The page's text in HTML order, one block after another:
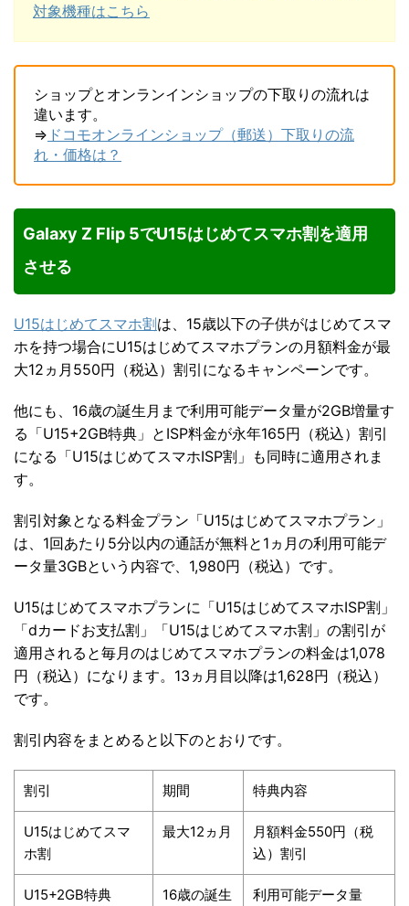
対象機種はこちら
ショップとオンランインショップの下取りの流れは
違います。
⇒ ドコモオンラインショップ（郵送）下取りの流
れ・価格は？
Galaxy Z Flip 5でU15はじめてスマホ割を適用
させる
U15はじめてスマホ割は、15歳以下の子供がはじめてスマ
ホを持つ場合にU15はじめてスマホプランの月額料金が最
大12ヵ月550円（税込）割引になるキャンペーンです。
他にも、16歳の誕生月まで利用可能データ量が2GB増量す
る「U15+2GB特典」とISP料金が永年165円（税込）割引
になる「U15はじめてスマホISP割」も同時に適用されま
す。
割引対象となる料金プラン「U15はじめてスマホプラン」
は、1回あたり5分以内の通話が無料と1ヵ月の利用可能デ
ータ量3GBという内容で、1,980円（税込）です。
U15はじめてスマホプランに「U15はじめてスマホISP割」
「dカードお支払割」「U15はじめてスマホ割」の割引が
適用されると毎月のはじめてスマホプランの料金は1,078
円（税込）になります。13ヵ月目以降は1,628円（税込）
です。
割引内容をまとめると以下のとおりです。
割引 期間 特典内容
U15はじめてスマ
ホ割
最大12ヵ月
月額料金550円（税
込）割引
U15+2GB特典
16歳の誕生
利用可能データ量